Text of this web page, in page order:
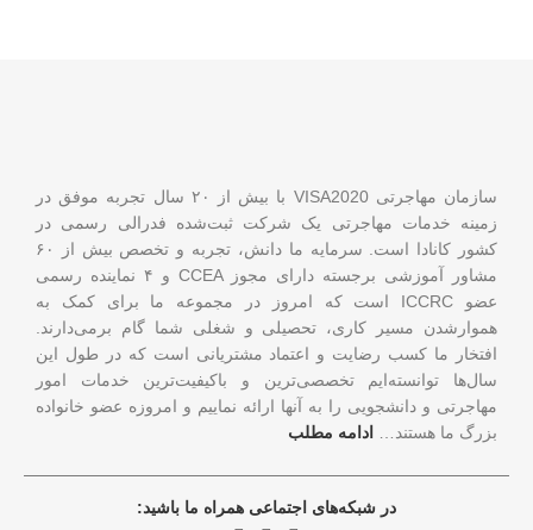
سازمان مهاجرتی VISA2020 با بیش از ۲۰ سال تجربه موفق در
زمینه خدمات مهاجرتی یک شرکت ثبت‌شده فدرالی رسمی در
کشور کانادا است. سرمایه ما دانش، تجربه و تخصص بیش از ۶۰
مشاور آموزشی برجسته دارای مجوز CCEA و ۴ نماینده رسمی
عضو ICCRC است که امروز در مجموعه ما برای کمک به
هموارشدن مسیر کاری، تحصیلی و شغلی شما گام برمی‌دارند.
افتخار ما کسب رضایت و اعتماد مشتریانی است که در طول این
سال‌ها توانسته‌ایم تخصصی‌ترین و باکیفیت‌ترین خدمات امور
مهاجرتی و دانشجویی را به آنها ارائه نماییم و امروزه عضو خانواده
بزرگ ما هستند… ادامه مطلب
در شبکه‌های اجتماعی همراه ما باشید: